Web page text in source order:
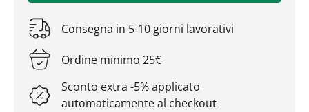
Consegna in 5-10 giorni lavorativi
Ordine minimo 25€
Sconto extra -5% applicato
automaticamente al checkout